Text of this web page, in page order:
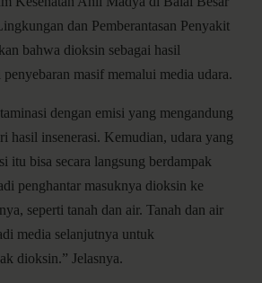
dan Pemberantasan Penyakit
bahwa dioksin sebagai hasil
masif memalui media udara.
dengan emisi yang mengandung
hasil insenerasi. Kemudian, udara yang
itu bisa secara langsung berdampak
penghantar masuknya dioksin ke
seperti tanah dan air. Tanah dan air
media selanjutnya untuk
dioksin.” Jelasnya.